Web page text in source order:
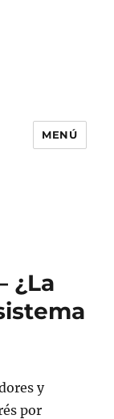
MENÚ
¿La
y
por